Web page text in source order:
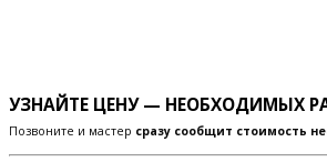
УЗНАЙТЕ ЦЕНУ — НЕОБХОДИМЫХ
Позвоните и мастер сразу сообщит стоимость